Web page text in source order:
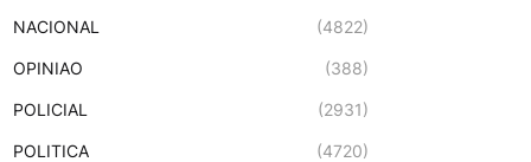
NACIONAL (4822)
OPINIAO (388)
POLICIAL (2931)
POLITICA (4720)